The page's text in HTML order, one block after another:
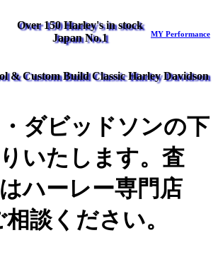
Over 150 Harley's in stock
Japan No.1
MY Performance
& Custom Build Classic Harley Davidson
ダビッドソンの下
いたします。査
ハーレー専門店
談ください。